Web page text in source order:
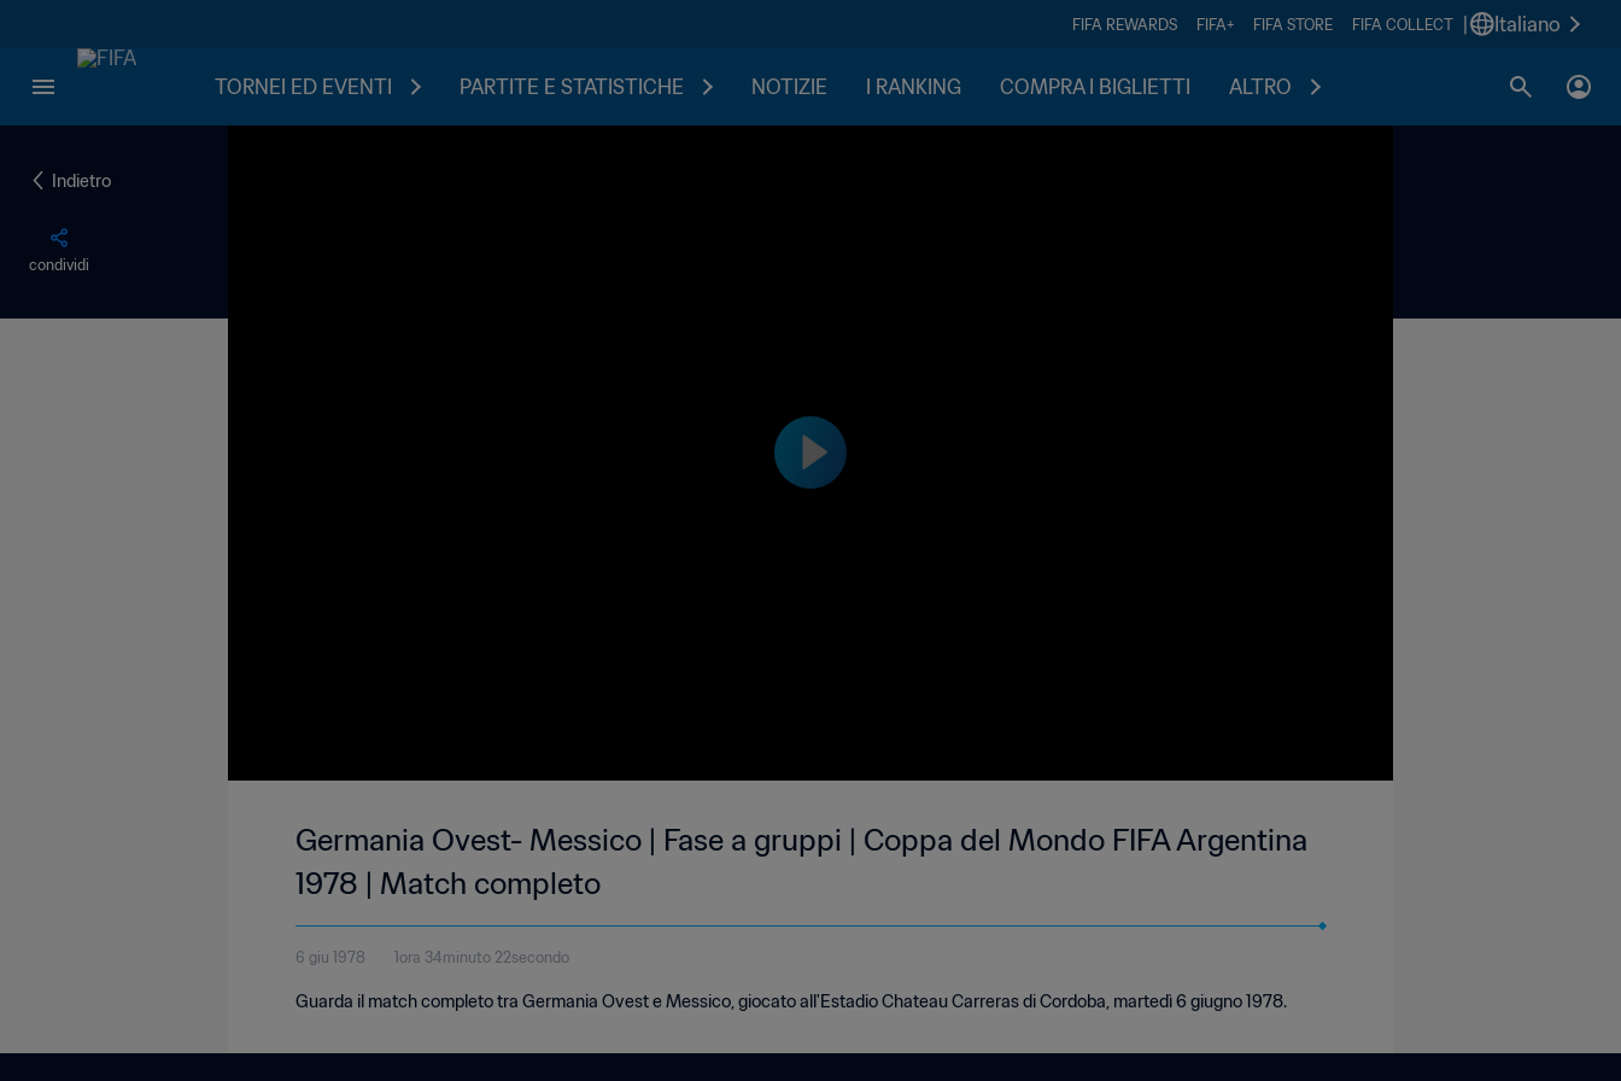
FIFA REWARDS FIFA+ FIFA STORE FIFA COLLECT Italiano
TORNEI ED EVENTI PARTITE E STATISTICHE NOTIZIE I RANKING COMPRA I BIGLIETTI ALTRO
Indietro
condividi
Germania Ovest- Messico | Fase a gruppi | Coppa del Mondo FIFA Argentina
1978 | Match completo
6 giu 1978 1ora 34minuto 22secondo
Guarda il match completo tra Germania Ovest e Messico, giocato all'Estadio Chateau Carreras di Cordoba, martedì 6 giugno 1978.